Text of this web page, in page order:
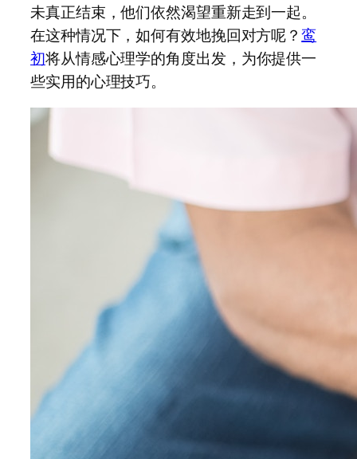
未真正结束，他们依然渴望重新走到一起。
在这种情况下，如何有效地挽回对方呢？鸾
初将从情感心理学的角度出发，为你提供一
些实用的心理技巧。